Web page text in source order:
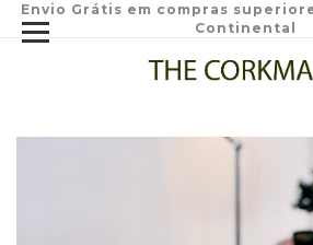
Envio Grátis em compras
Continental